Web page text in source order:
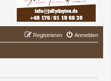
Anmelden
Registrieren